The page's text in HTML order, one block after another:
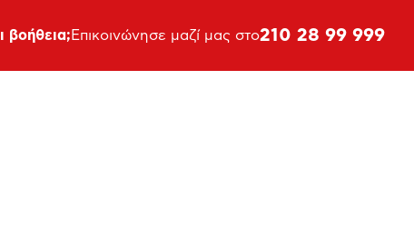
βοήθεια; Επικοινώνησε μαζί μας στο210 28 99 999